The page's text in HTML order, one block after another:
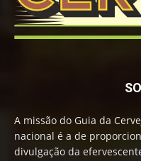
A missão do Guia da
nacional é a de
divulgação da